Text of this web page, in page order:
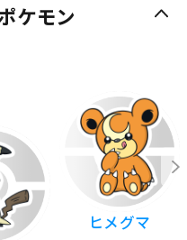
ケモン
ヒメグマ